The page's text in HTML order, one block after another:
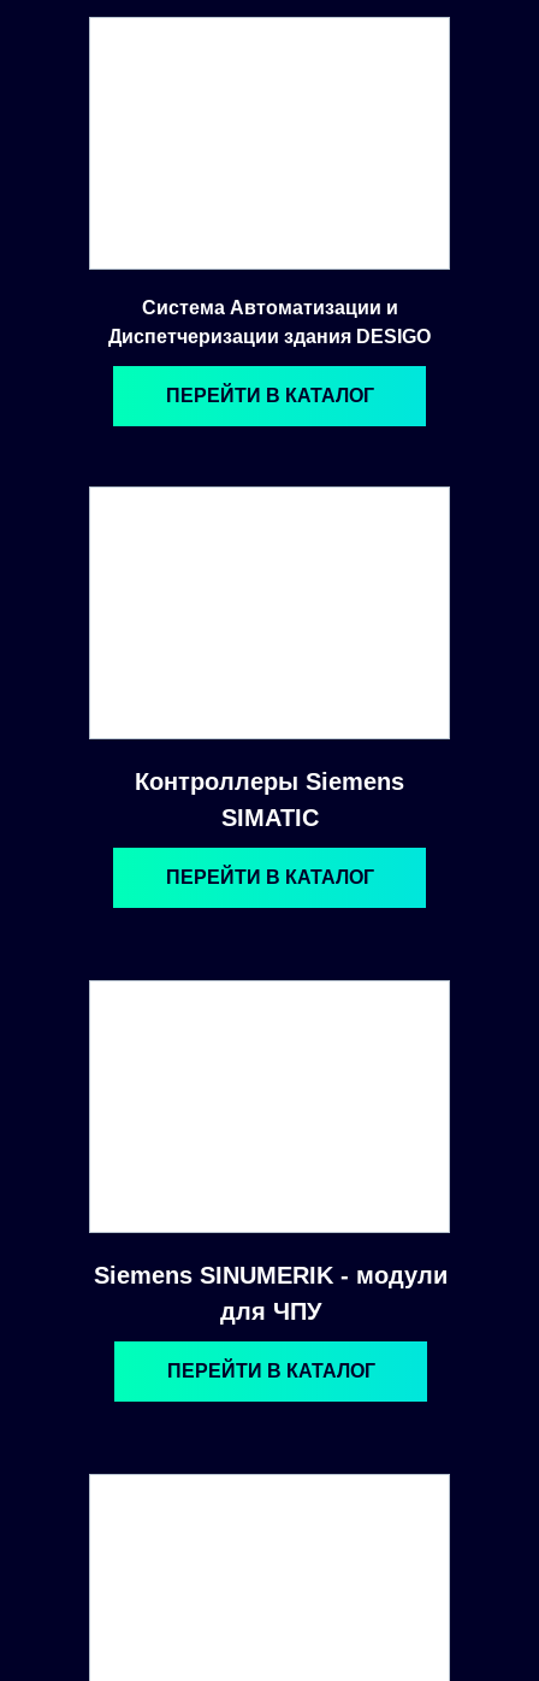
Система Автоматизации и
Диспетчеризации здания DESIGO
Контроллеры Siemens
SIMATIC
Siemens SINUMERIK - модули
для ЧПУ
ПЕРЕЙТИ В КАТАЛОГ
ПЕРЕЙТИ В КАТАЛОГ
ПЕРЕЙТИ В КАТАЛОГ